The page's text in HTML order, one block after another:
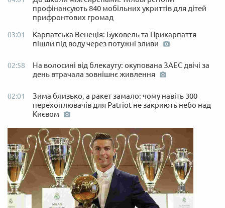
профінансують 840 мобільних укриттів для дітей
прифронтових громад
03:01
Карпатська Венеція: Буковель та Прикарпаття
пішли під воду через потужні зливи
02:58
На волосині від блекауту: окупована ЗАЕС двічі за
день втрачала зовнішнє живлення
02:01
Зима близько, а ракет замало: чому навіть 300
перехоплювачів для Patriot не закриють небо над
Києвом